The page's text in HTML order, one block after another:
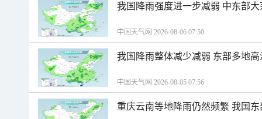
我国降雨强度进一步减弱 中东部
中国天气网 2026-08-06 07:50
我国降雨整体减少减弱 东部多地
中国天气网 2026-08-05 07:56
重庆云南等地降雨仍然频繁 我国